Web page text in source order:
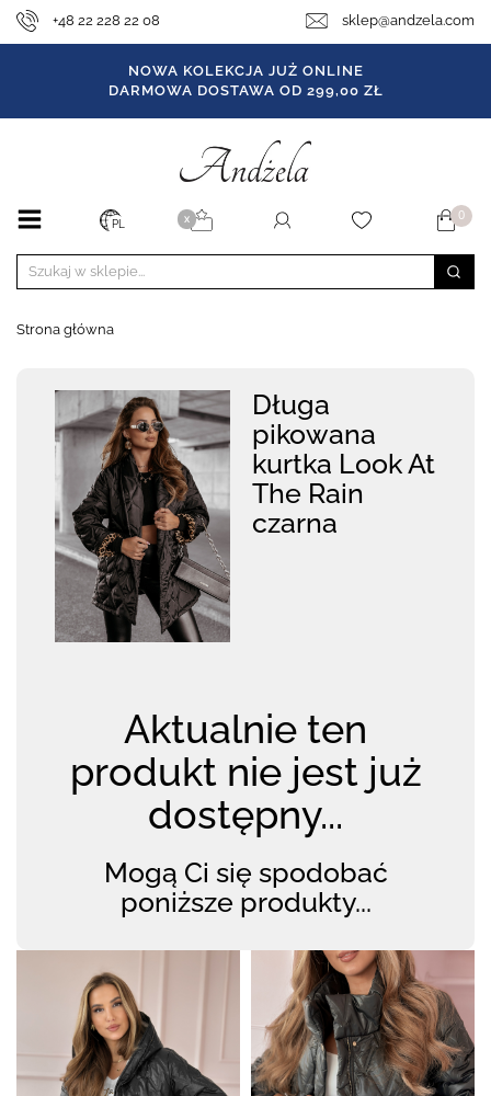
+48 22 228 22 08 sklep@andzela.com
NOWA KOLEKCJA JUŻ ONLINE
DARMOWA DOSTAWA OD 299,00 ZŁ
PL X 0
Strona główna
Długa
pikowana
kurtka Look At
The Rain
czarna
Aktualnie ten
produkt nie jest już
dostępny...
Mogą Ci się spodobać
poniższe produkty...